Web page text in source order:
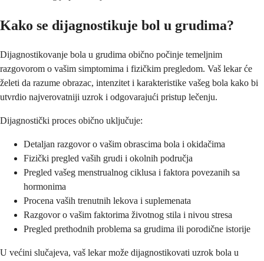
Kako se dijagnostikuje bol u grudima?
Dijagnostikovanje bola u grudima obično počinje temeljnim
razgovorom o vašim simptomima i fizičkim pregledom. Vaš lekar će
želeti da razume obrazac, intenzitet i karakteristike vašeg bola kako bi
utvrdio najverovatniji uzrok i odgovarajući pristup lečenju.
Dijagnostički proces obično uključuje:
Detaljan razgovor o vašim obrascima bola i okidačima
Fizički pregled vaših grudi i okolnih područja
Pregled vašeg menstrualnog ciklusa i faktora povezanih sa
hormonima
Procena vaših trenutnih lekova i suplemenata
Razgovor o vašim faktorima životnog stila i nivou stresa
Pregled prethodnih problema sa grudima ili porodične istorije
U većini slučajeva, vaš lekar može dijagnostikovati uzrok bola u